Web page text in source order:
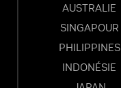
AUSTRALIE
SINGAPOUR
PHILIPPINES
INDONÉSIE